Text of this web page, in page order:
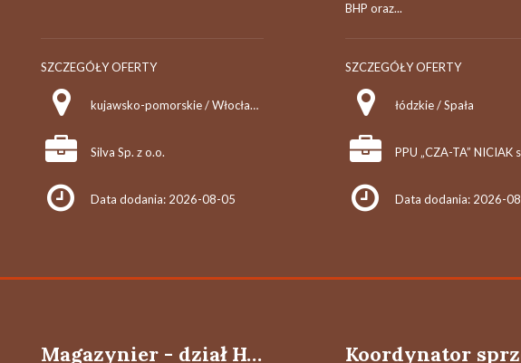
SZCZEGÓŁY OFERTY
kujawsko-pomorskie / Włocławek
Silva Sp. z o.o.
Data dodania: 2026-08-05
BHP oraz...
SZCZEGÓŁY OFERTY
łódzkie / Spała
PPU „CZA-TA” NICIAK
Data dodania: 2026-
Magazynier - dział HoReCa (k/m)